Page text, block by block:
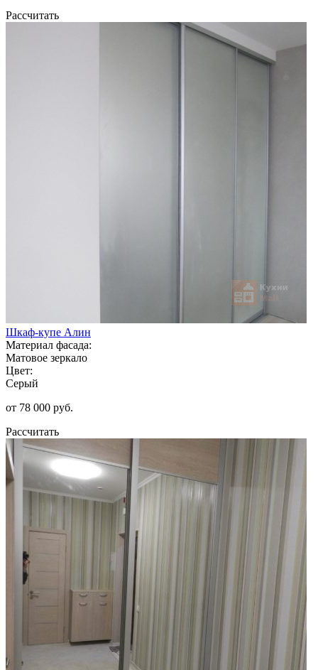
Рассчитать
Шкаф-купе Алин
Материал фасада:
Матовое зеркало
Цвет:
Серый
от 78 000 руб.
Рассчитать